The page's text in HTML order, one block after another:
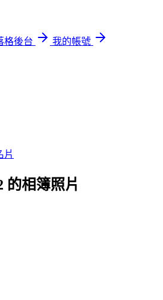
格後台
我的帳號
片
的相簿照片